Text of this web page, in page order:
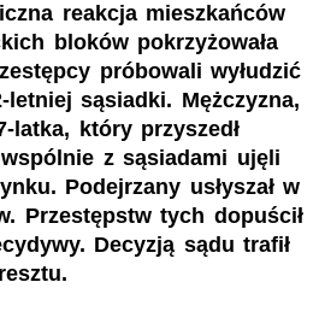
reakcja mieszkańców
bloków pokrzyżowała
próbowali wyłudzić
sąsiadki. Mężczyzna,
latka, który przyszedł
z sąsiadami ujęli
Podejrzany usłyszał w
Przestępstw tych dopuścił
Decyzją sądu trafił